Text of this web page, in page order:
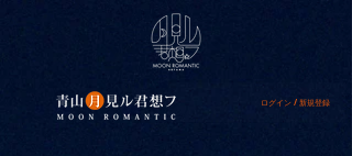
ログイン / 新規登録